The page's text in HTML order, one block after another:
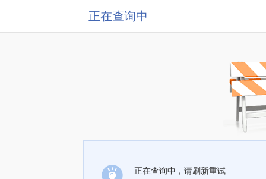
正在查询中
正在查询中，请刷新重试